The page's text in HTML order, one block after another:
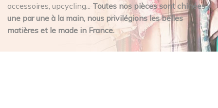
accessoires, upcycling... Toutes nos pièces sont chinées
une par une à la main, nous privilégions les belles
matières et le made in France.